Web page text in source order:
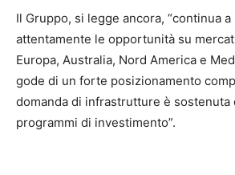
Il Gruppo, si legge ancora, “continua
attentamente le opportunità su
Europa, Australia, Nord America e
gode di un forte posizionamento
domanda di infrastrutture è sostenuta
programmi di investimento”.